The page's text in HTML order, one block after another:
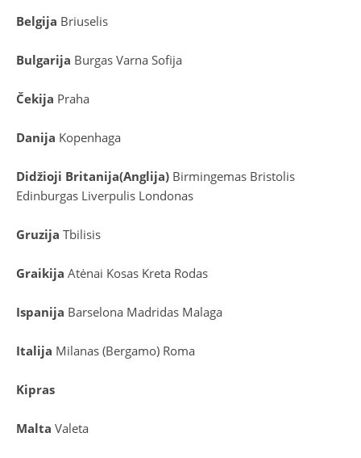
Belgija Briuselis
Bulgarija Burgas Varna Sofija
Čekija Praha
Danija Kopenhaga
Didžioji Britanija(Anglija) Birmingemas Bristolis
Edinburgas Liverpulis Londonas
Gruzija Tbilisis
Graikija Atėnai Kosas Kreta Rodas
Ispanija Barselona Madridas Malaga
Italija Milanas (Bergamo) Roma
Kipras
Malta Valeta